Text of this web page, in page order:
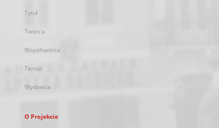
Tytuł
Twórca
Współtwórca
Temat
Wydawca
O Projekcie